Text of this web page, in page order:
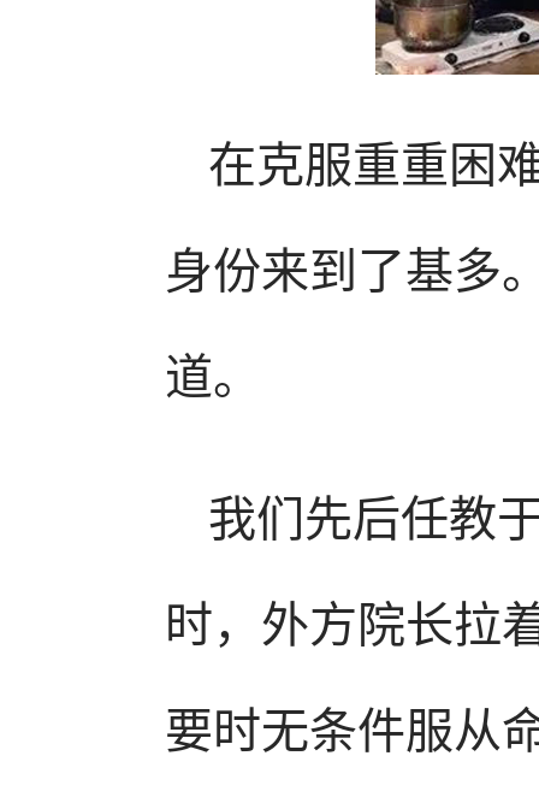
在克服重重困
身份来到了基多
道。
我们先后任教
时，外方院长拉
要时无条件服从